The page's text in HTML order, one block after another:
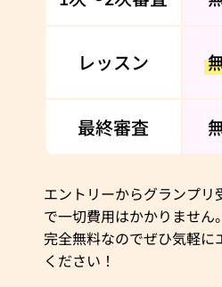
レッスン
最終審査
エントリーからグランプリ
で一切費用はかかりません。
完全無料なのでぜひ気軽に
ください！